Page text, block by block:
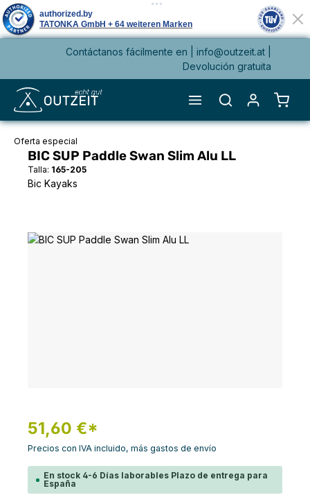
principalContáctanos fácilmente en | info@outzeit.at
Devolución gratuita
El
Oferta especial
BIC SUP Paddle Swan Slim Alu LL
Talla: 165-205
Bic Kayaks
Omitir galería de imágenes
51,60 €*
Precios con IVA incluido, más gastos de envío
En stock 4-6 Días laborables Plazo de entrega para
España